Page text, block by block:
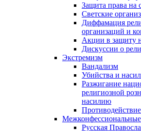
Защита права на
Светские
Диффамация
организаций и
Акции в защиту
Дискуссии о
Экстремизм
Вандализм
Убийства и
Разжигание
религиозной
насилию
Русская